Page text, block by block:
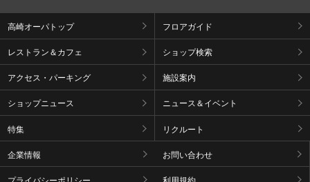
高崎オーパトップ フロアガイド
レストラン＆カフェ ショップ検索
アクセス・パーキング 施設案内
ショップニュース ニュース＆イベント
特集 リクルート
企業情報 お問い合わせ
プライバシーポリシー 利用規約